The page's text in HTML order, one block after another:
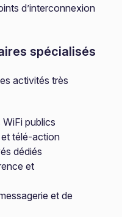
d’interconnexion
spécialisés
activités très
publics
et télé-action
dédiés
et
et de